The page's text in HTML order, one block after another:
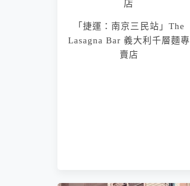
「捷運：南京三民站」The
Lasagna Bar 義大利千層麵專
賣店